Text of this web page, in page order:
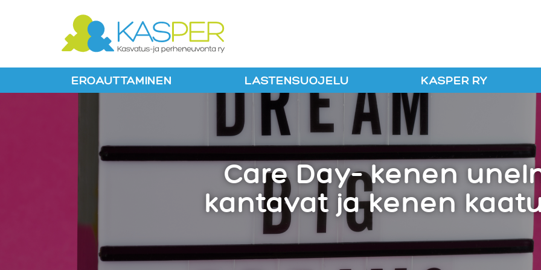
Suomen Kasper ry
EROAUTTAMINEN LASTENSUOJELU KASPER RY
Care Day– kenen
kantavat ja kenen